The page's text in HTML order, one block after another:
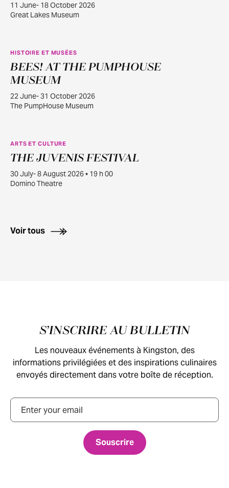
11 June- 18 October 2026
Great Lakes Museum
JUIN
22
HISTOIRE ET MUSÉES
BEES! AT THE PUMPHOUSE
MUSEUM
22 June- 31 October 2026
The PumpHouse Museum
JUILL.
30
ARTS ET CULTURE
THE JUVENIS FESTIVAL
30 July- 8 August 2026 • 19 h 00
Domino Theatre
Voir tous
Pied de pageS’INSCRIRE AU BULLETIN
Les nouveaux événements à Kingston, des
informations privilégiées et des inspirations culinaires
envoyés directement dans votre boîte de réception.
Courriel